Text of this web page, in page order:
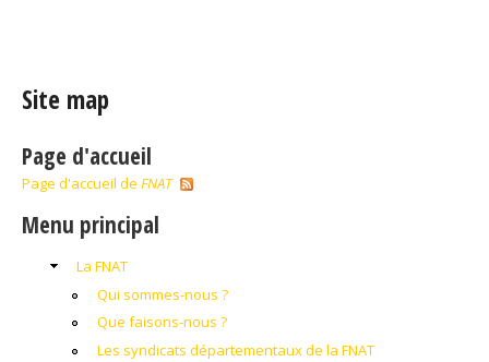
Site map
Page d'accueil
Page d'accueil de FNAT
Menu principal
La FNAT
Qui sommes-nous ?
Que faisons-nous ?
Les syndicats départementaux de la FNAT